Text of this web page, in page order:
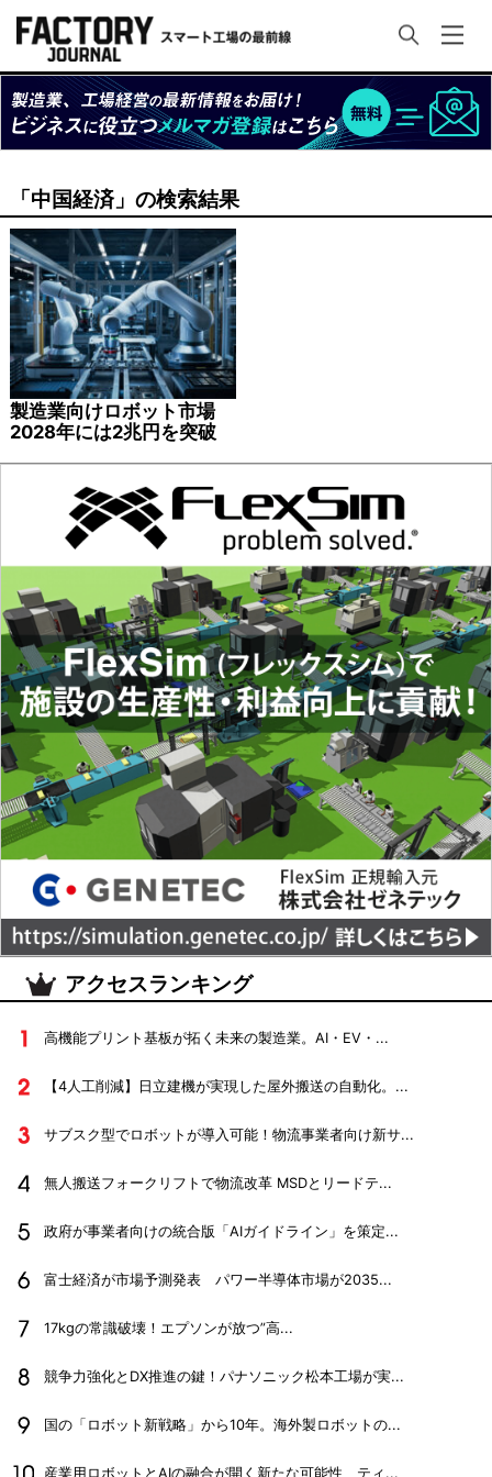
「中国経済」の検索結果
製造業向けロボット市場
2028年には2兆円を突破
アクセスランキング
高機能プリント基板が拓く未来の製造業。AI・EV・...
【4人工削減】日立建機が実現した屋外搬送の自動化。...
サブスク型でロボットが導入可能！物流事業者向け新サ...
無人搬送フォークリフトで物流改革 MSDとリードテ...
政府が事業者向けの統合版「AIガイドライン」を策定...
富士経済が市場予測発表 パワー半導体市場が2035...
17kgの常識破壊！エプソンが放つ”高...
競争力強化とDX推進の鍵！パナソニック松本工場が実...
国の「ロボット新戦略」から10年。海外製ロボットの...
産業用ロボットとAIの融合が開く新たな可能性 ティ...